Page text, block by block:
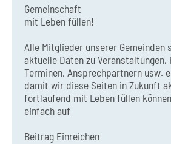
Gemeinschaft
mit Leben füllen!
Alle Mitglieder unserer Gemeinden
aktuelle Daten zu Veranstaltungen,
Terminen, Ansprechpartnern usw.
damit wir diese Seiten in Zukunft
fortlaufend mit Leben füllen
einfach auf
Beitrag Einreichen